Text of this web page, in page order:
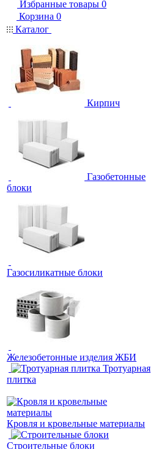
Избранные товары 0
Корзина 0
Каталог
Кирпич
Газобетонные
блоки
Газосиликатные блоки
Железобетонные изделия ЖБИ
Тротуарная
плитка
Кровля и кровельные материалы
Строительные блоки